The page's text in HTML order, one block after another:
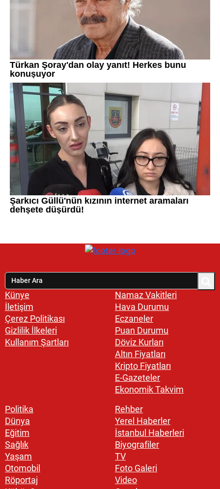
Künye
İletişim
Çerez Politikası
Gizlilik İlkeleri
Kullanım Şartları
Namaz Vakitleri
Hava Durumu
Eczaneler
Puan Durumu
Döviz Kurları
Altın Fiyatları
Kripto Fiyatları
E-Gazeteler
Ekonomik Takvim
Politika
Dünya
Eğitim
Sağlık
Yaşam
Otomobil
Röportaj
Rehber
Yerel Haberler
İstanbul Haberleri
Biyografiler
TV
Foto Galeri
Video